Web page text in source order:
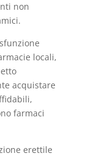
non
locali,
acquistare
farmaci
erettile